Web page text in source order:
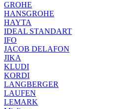
GROHE
HANSGROHE
HAYTA
IDEAL STANDART
IFO
JACOB DELAFON
JIKA
KLUDI
KORDI
LANGBERGER
LAUFEN
LEMARK